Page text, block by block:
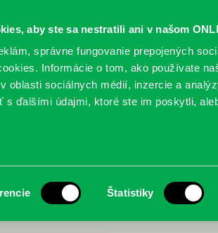
aby ste sa nestratili ani v našom
správne fungovanie prepojených
Informácie o tom, ako používate
oblasti sociálnych médií, inzercie a
s ďalšími údajmi, ktoré ste im poskytli,
Štatistiky
SLUŽBY PODUJATIA POBOČKY
HIT je zdravo